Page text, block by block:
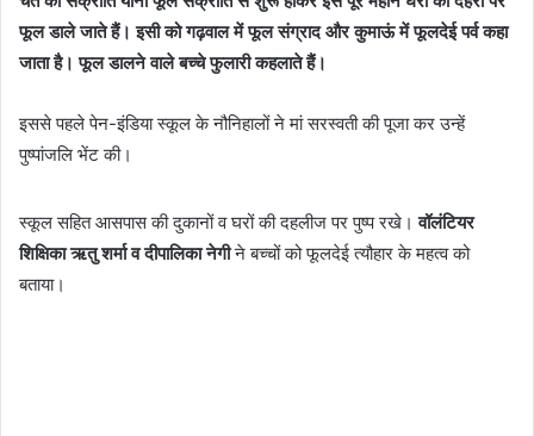
फूल डाले जाते हैं। इसी को गढ़वाल में फूल संग्राद और कुमाऊं में फूलदेई पर्व कहा
जाता है। फूल डालने वाले बच्चे फुलारी कहलाते हैं।
इससे पहले पेन-इंडिया स्कूल के नौनिहालों ने मां सरस्वती की पूजा कर उन्हें
पुष्पांजलि भेंट की।
स्कूल सहित आसपास की दुकानों व घरों की दहलीज पर पुष्प रखे।वॉलंटियर
शिक्षिका ऋतु शर्मा व दीपालिका नेगीने बच्चों को फूलदेई त्यौहार के महत्व को
बताया।